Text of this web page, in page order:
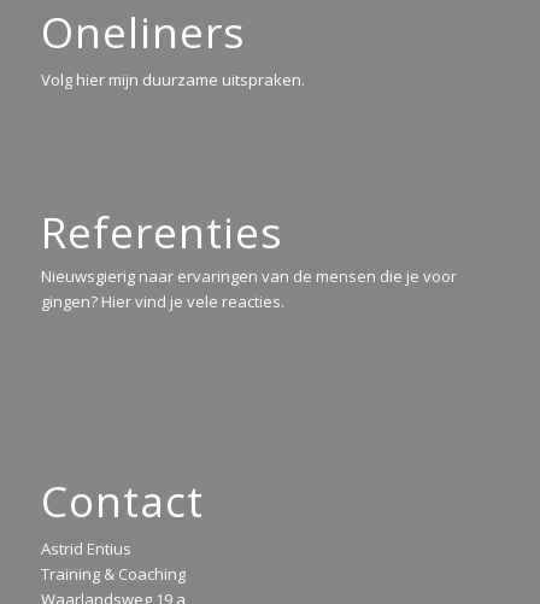
Oneliners
Volg hier mijn duurzame uitspraken.
Referenties
Nieuwsgierig naar ervaringen van de mensen die je voor
gingen? Hier vind je vele reacties.
Contact
Astrid Entius
Training & Coaching
Waarlandsweg 19 a